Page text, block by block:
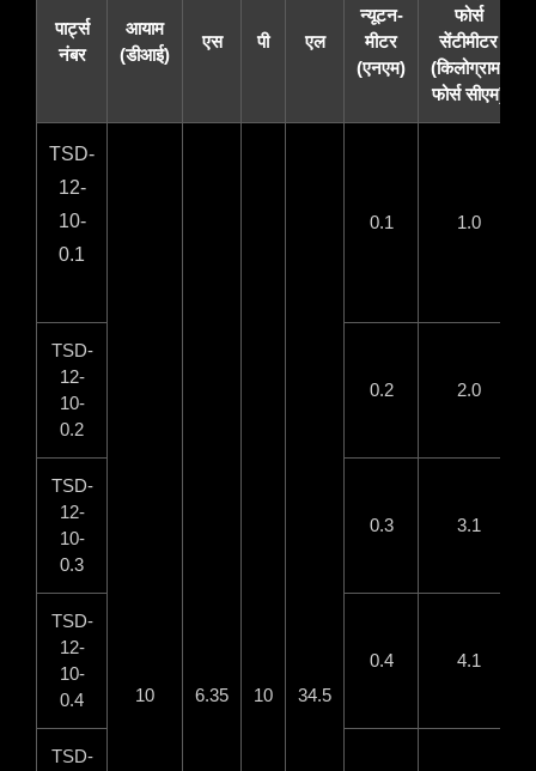
पार्ट्स
नंबर
आयाम
(डीआई)
एस पी एल
न्यूटन-
मीटर
(एनएम)
फोर्स
सेंटीमीटर
(किलोग्राम-
फोर्स सीएम)
TSD-
12-
10-
0.1
10 6.35 10 34.5
0.1 1.0
TSD-
12-
10-
0.2
0.2 2.0
TSD-
12-
10-
0.3
0.3 3.1
TSD-
12-
10-
0.4
0.4 4.1
TSD-